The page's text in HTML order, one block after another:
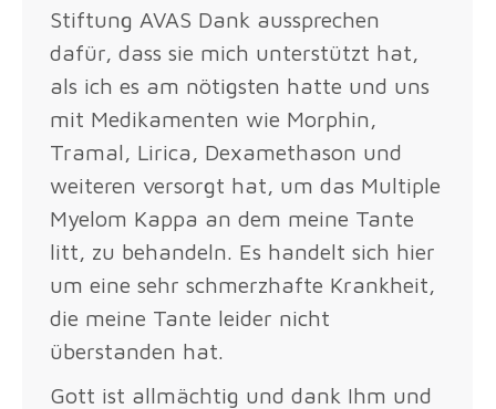
Stiftung AVAS Dank aussprechen
dafür, dass sie mich unterstützt hat,
als ich es am nötigsten hatte und uns
mit Medikamenten wie Morphin,
Tramal, Lirica, Dexamethason und
weiteren versorgt hat, um das Multiple
Myelom Kappa an dem meine Tante
litt, zu behandeln. Es handelt sich hier
um eine sehr schmerzhafte Krankheit,
die meine Tante leider nicht
überstanden hat.
Gott ist allmächtig und dank Ihm und